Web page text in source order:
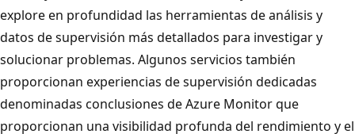
explore en profundidad las herramientas de análisis y
datos de supervisión más detallados para investigar y
solucionar problemas. Algunos servicios también
proporcionan experiencias de supervisión dedicadas
denominadas conclusiones de Azure Monitor que
proporcionan una visibilidad profunda del rendimiento y el